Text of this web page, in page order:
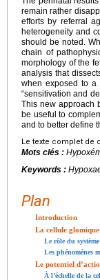
remain rather
efforts by referral
heterogeneity and
should be noted.
chain of
morphology of the
analysis that
when exposed to a
“sensitivation and
This new approach
be useful to
and to better define
Le texte complet de
Mots clés :
Keywords :
Plan
Introduction
La cellule
Le rôle du
Les phénomènes
Le potentiel
À l’échelle de la